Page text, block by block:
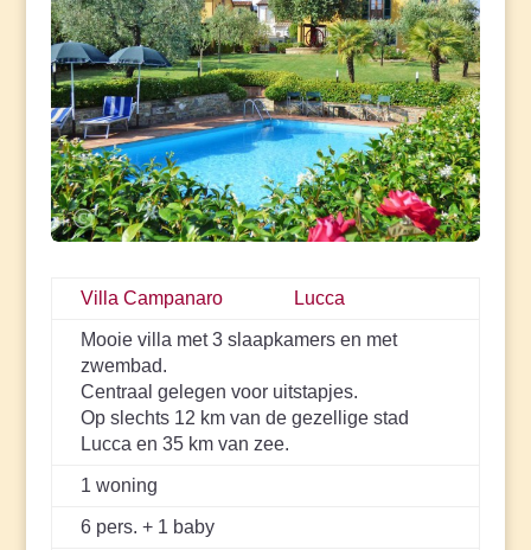
Villa Campanaro Lucca
Mooie villa met 3 slaapkamers en met
zwembad.
Centraal gelegen voor uitstapjes.
Op slechts 12 km van de gezellige stad
Lucca en 35 km van zee.
1 woning
6 pers. + 1 baby